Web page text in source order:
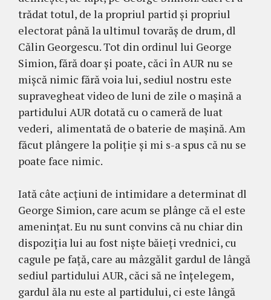
trădat totul, de la propriul partid și propriul
electorat până la ultimul tovarăș de drum, dl
Călin Georgescu. Tot din ordinul lui George
Simion, fără doar și poate, căci în AUR nu se
mișcă nimic fără voia lui, sediul nostru este
supravegheat video de luni de zile o mașină a
partidului AUR dotată cu o cameră de luat
vederi, alimentată de o baterie de mașină. Am
făcut plângere la poliție și mi s-a spus că nu se
poate face nimic.
Iată câte acțiuni de intimidare a determinat dl
George Simion, care acum se plânge că el este
amenințat. Eu nu sunt convins că nu chiar din
dispoziția lui au fost niște băieți vrednici, cu
cagule pe față, care au mâzgălit gardul de lângă
sediul partidului AUR, căci să ne înțelegem,
gardul ăla nu este al partidului, ci este lângă